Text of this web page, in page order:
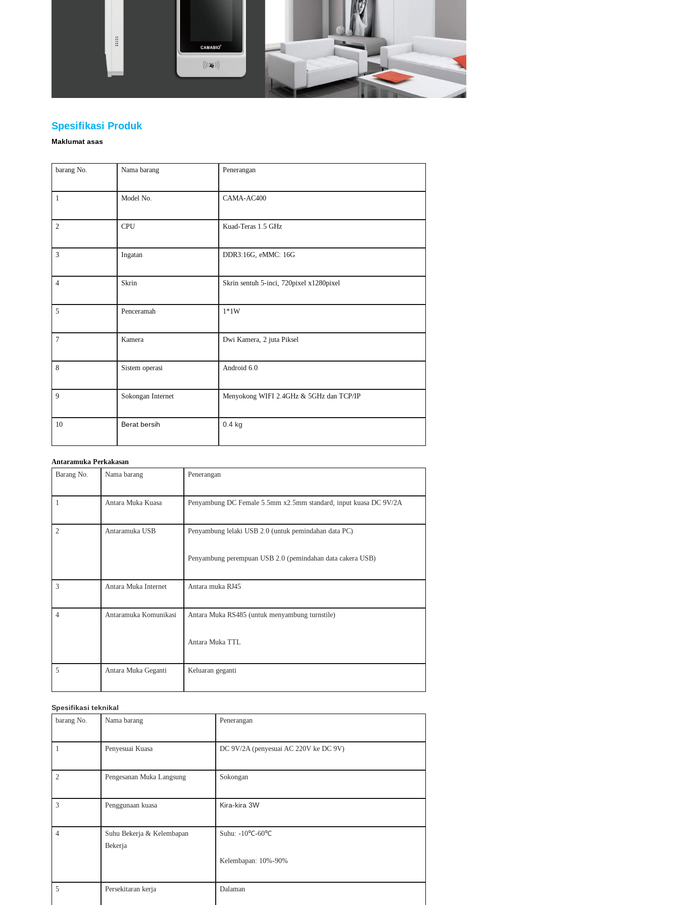
Spesifikasi Produk
Maklumat asas
barang No. Nama barang Penerangan
1 Model No. CAMA-AC400
2 CPU Kuad-Teras 1.5 GHz
3 Ingatan DDR3:16G, eMMC: 16G
4 Skrin Skrin sentuh 5-inci, 720pixel x1280pixel
5 Penceramah 1*1W
7 Kamera Dwi Kamera, 2 juta Piksel
8 Sistem operasi Android 6.0
9 Sokongan Internet Menyokong WIFI 2.4GHz & 5GHz dan TCP/IP
10 Berat bersih 0.4 kg
Antaramuka Perkakasan
Barang No.
Nama barang Penerangan
1 Antara Muka Kuasa Penyambung DC Female 5.5mm x2.5mm standard, input kuasa DC 9V/2A
2 Antaramuka USB Penyambung lelaki USB 2.0 (untuk pemindahan data PC)
Penyambung perempuan USB 2.0 (pemindahan data cakera USB)
3 Antara Muka Internet Antara muka RJ45
4 Antaramuka Komunikasi Antara Muka RS485 (untuk menyambung turnstile)
Antara Muka TTL
5 Antara Muka Geganti Keluaran geganti
Spesifikasi teknikal
barang No. Nama barang Penerangan
1 Penyesuai Kuasa DC 9V/2A (penyesuai AC 220V ke DC 9V)
2 Pengesanan Muka Langsung Sokongan
3 Penggunaan kuasa Kira-kira 3W
4
Suhu Bekerja & Kelembapan
Bekerja
Suhu: -10℃-60℃
Kelembapan: 10%-90%
5 Persekitaran kerja Dalaman